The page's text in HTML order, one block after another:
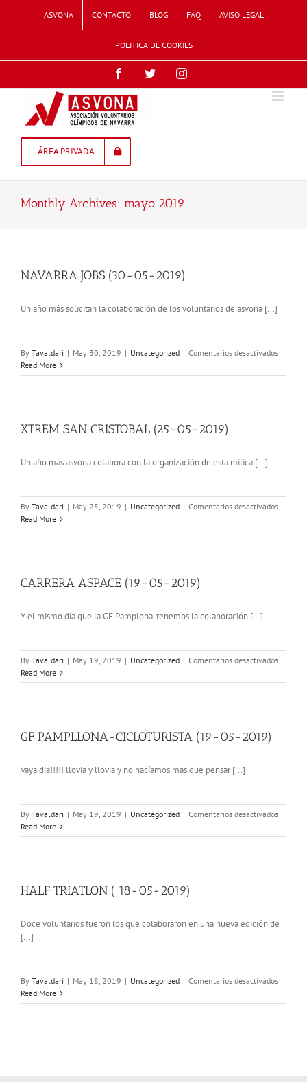
ASVONA CONTACTO BLOG FAQ AVISO LEGAL
POLITICA DE COOKIES
FacebookTwitterInstagram
ÁREA PRIVADA
Monthly Archives: mayo 2019
NAVARRA JOBS (30-05-2019)
Un año más solicitan la colaboración de los voluntarios de asvona [...]
By Tavaldari | May 30, 2019 | Uncategorized | Comentarios desactivadosen
JOBS
Read More
XTREM SAN CRISTOBAL (25-05-2019)
Un año más asvona colabora con la organización de esta mítica [...]
By Tavaldari | May 25, 2019 | Uncategorized | Comentarios desactivadosen
SAN
Read More
CARRERA ASPACE (19-05-2019)
Y el mismo día que la GF Pamplona, tenemos la colaboración [...]
By Tavaldari | May 19, 2019 | Uncategorized | Comentarios desactivadosen
ASPACE
Read More
GF PAMPLLONA-CICLOTURISTA (19-05-2019)
Vaya dia!!!!! llovia y llovia y no hacíamos mas que pensar [...]
By Tavaldari | May 19, 2019 | Uncategorized | Comentarios desactivadosen
Read More
HALF TRIATLON ( 18-05-2019)
Doce voluntarios fueron los que colaboraron en una nueva edición de
[...]
By Tavaldari | May 18, 2019 | Uncategorized | Comentarios desactivadosen
Read More